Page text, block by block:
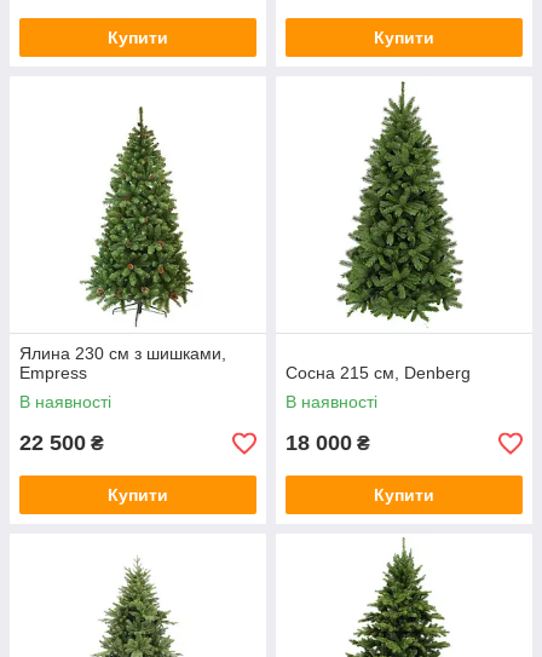
Купити Купити
Ялина 230 см з шишками,
Empress
В наявності
22 500 ₴
Купити
Сосна 215 см, Denberg
В наявності
18 000 ₴
Купити